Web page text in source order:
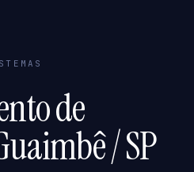
de
/ SP